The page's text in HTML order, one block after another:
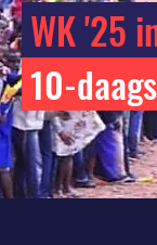
WK '25
10-